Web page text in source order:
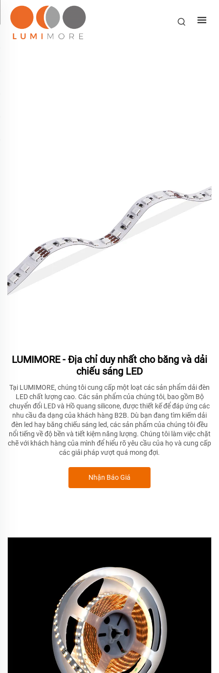
LUMIMORE - Địa chỉ duy nhất cho băng và dải
chiếu sáng LED
Tại LUMIMORE, chúng tôi cung cấp một loạt các sản phẩm dải đèn
LED chất lượng cao. Các sản phẩm của chúng tôi, bao gồm Bộ
chuyển đổi LED và Hồ quang silicone, được thiết kế để đáp ứng các
nhu cầu đa dạng của khách hàng B2B. Dù bạn đang tìm kiếm dải
đèn led hay băng chiếu sáng led, các sản phẩm của chúng tôi đều
nổi tiếng về độ bền và tiết kiệm năng lượng. Chúng tôi làm việc chặt
chẽ với khách hàng của mình để hiểu rõ yêu cầu của họ và cung cấp
các giải pháp vượt quá mong đợi.
Nhận Báo Giá